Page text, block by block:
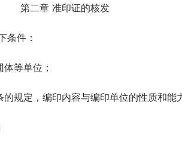
第二章 准印证的核发
条件：
等单位；
规定，编印内容与编印单位的性质和能